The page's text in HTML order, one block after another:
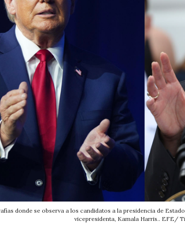
donde se observa a los candidatos a la presidencia de
vicepresidenta, Kamala Harris.. EFE/